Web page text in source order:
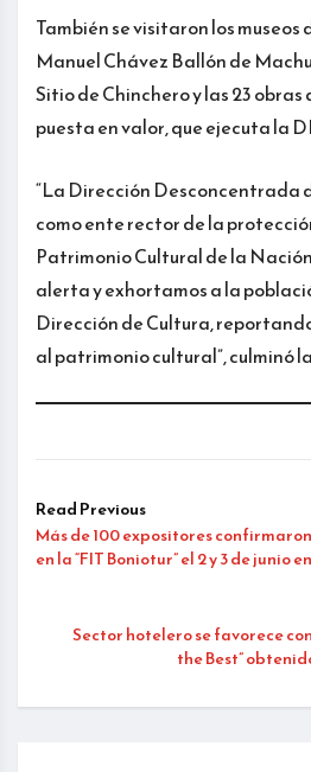
También se visitaron los museos
Manuel Chávez Ballón de
Sitio de Chinchero y las 23
puesta en valor, que ejecuta la
“La Dirección Desconcentrada
como ente rector de la
Patrimonio Cultural de la
alerta y exhortamos a la
Dirección de Cultura,
al patrimonio cultural”, culminó
Read Previous
Más de 100 expositores
en la “FIT Boniotur” el 2 y 3 de junio
Sector hotelero se favorece
the Best”